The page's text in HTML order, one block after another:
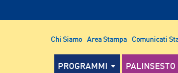
Chi Siamo Area Stampa Comunicati
PROGRAMMI PALINSESTO